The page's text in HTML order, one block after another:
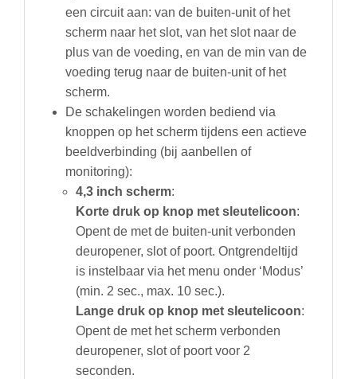
een circuit aan: van de buiten-unit of het
scherm naar het slot, van het slot naar de
plus van de voeding, en van de min van de
voeding terug naar de buiten-unit of het
scherm.
De schakelingen worden bediend via
knoppen op het scherm tijdens een actieve
beeldverbinding (bij aanbellen of
monitoring):
4,3 inch scherm:
Korte druk op knop met sleutelicoon:
Opent de met de buiten-unit verbonden
deuropener, slot of poort. Ontgrendeltijd
is instelbaar via het menu onder ‘Modus’
(min. 2 sec., max. 10 sec.).
Lange druk op knop met sleutelicoon:
Opent de met het scherm verbonden
deuropener, slot of poort voor 2
seconden.